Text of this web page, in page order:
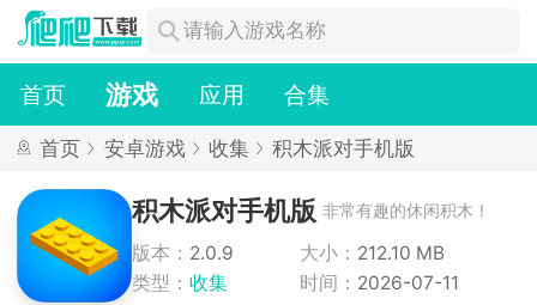
首页 游戏 应用 合集
首页 安卓游戏 收集 积木派对手机版
积木派对手机版 非常有趣的休闲积木！
版本： 2.0.9 大小： 212.10 MB
类型： 收集 时间： 2026-07-11